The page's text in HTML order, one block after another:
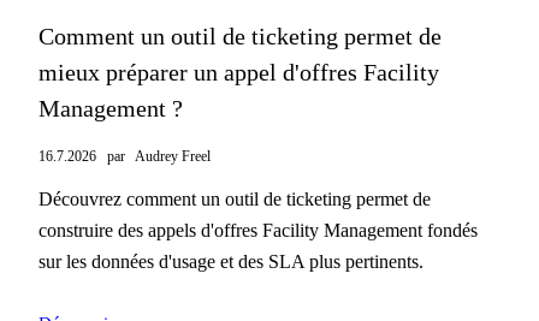
Comment un outil de ticketing permet de
mieux préparer un appel d'offres Facility
Management ?
16.7.2026 par Audrey Freel
Découvrez comment un outil de ticketing permet de
construire des appels d'offres Facility Management fondés
sur les données d'usage et des SLA plus pertinents.